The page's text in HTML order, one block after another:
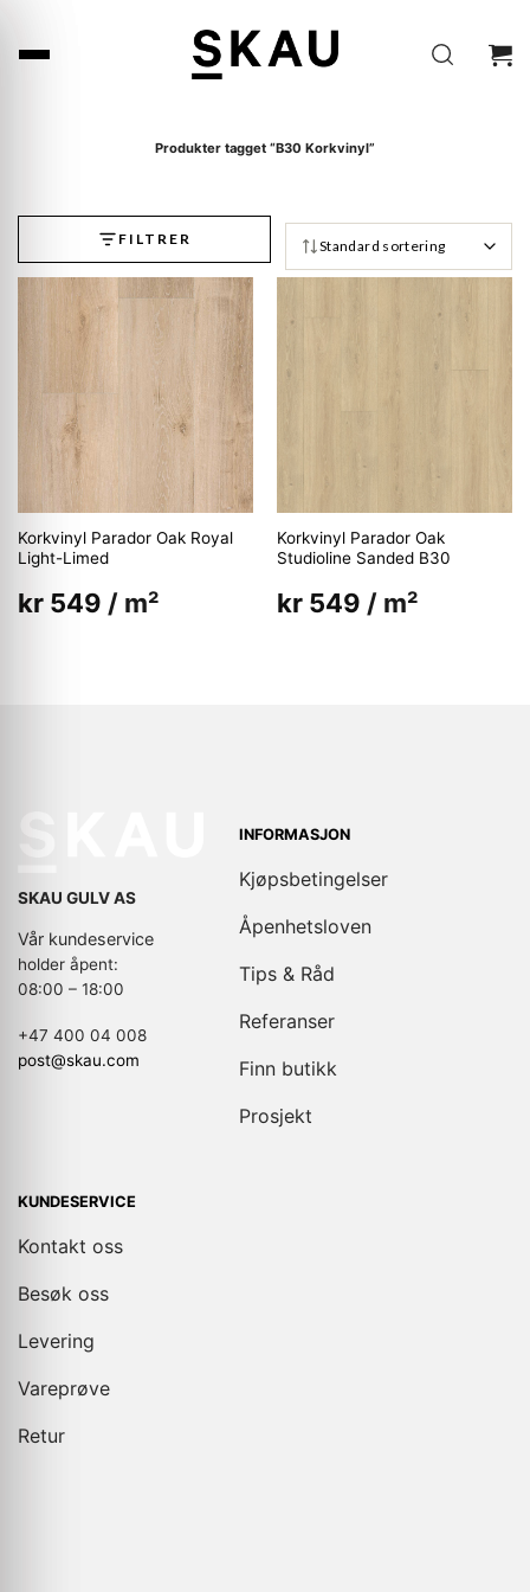
Produkter tagget “B30 Korkvinyl”
FILTRER Standard sortering
Korkvinyl Parador Oak Royal
Light-Limed
kr549 / m²
Korkvinyl Parador Oak
Studioline Sanded B30
kr549 / m²
SKAU GULV AS
Vår kundeservice
holder åpent:
08:00 – 18:00
+47 400 04 008
post@skau.com
INFORMASJON
Kjøpsbetingelser
Åpenhetsloven
Tips & Råd
Referanser
Finn butikk
Prosjekt
KUNDESERVICE
Kontakt oss
Besøk oss
Levering
Vareprøve
Retur